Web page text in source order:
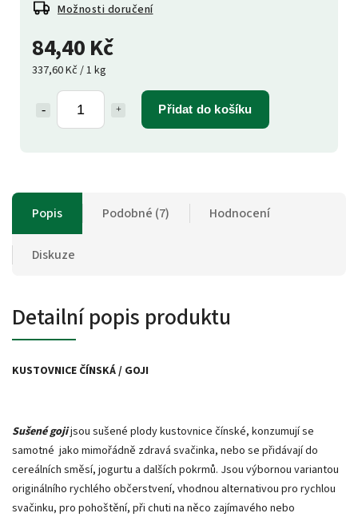
84,40 Kč
337,60 Kč / 1 kg
Přidat do košíku
Možnosti doručení
Popis Podobné (7) Hodnocení
Diskuze
Detailní popis produktu
KUSTOVNICE ČÍNSKÁ / GOJI
Sušené gojijsou sušené plody kustovnice čínské, konzumují se
samotné jako mimořádně zdravá svačinka, nebo se přidávají do
cereálních směsí, jogurtu a dalších pokrmů. Jsou výbornou variantou
originálního rychlého občerstvení, vhodnou alternativou pro rychlou
svačinku, pro pohoštění, při chuti na něco zajímavého nebo